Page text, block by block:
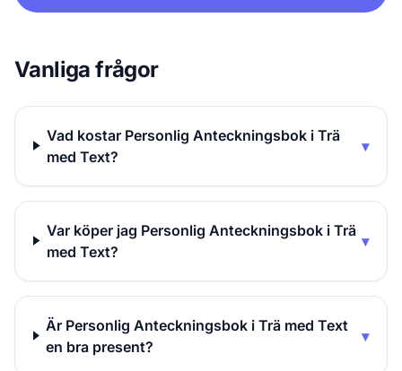
Vanliga frågor
Vad kostar Personlig Anteckningsbok i Trä
med Text?
▾
Var köper jag Personlig Anteckningsbok i Trä
med Text?
▾
Är Personlig Anteckningsbok i Trä med Text
en bra present?
▾